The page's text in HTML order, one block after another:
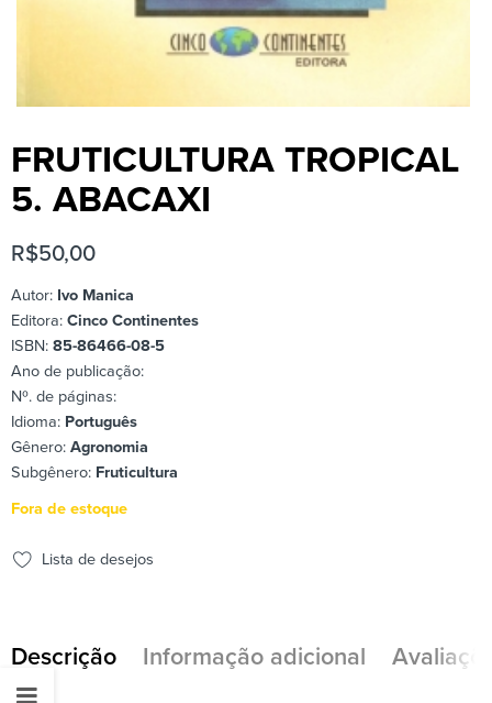
FRUTICULTURA TROPICAL
5. ABACAXI
R$50,00
Autor: Ivo Manica
Editora: Cinco Continentes
ISBN: 85-86466-08-5
Ano de publicação:
Nº. de páginas:
Idioma: Português
Gênero: Agronomia
Subgênero: Fruticultura
Fora de estoque
Lista de desejos
Descrição Informação adicional